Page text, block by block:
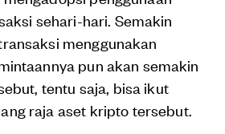
sehari-hari. Semakin
menggunakan
pun akan semakin
tentu saja, bisa ikut
raja aset kripto tersebut.